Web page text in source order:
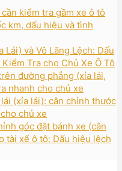
kiểm tra gầm xe ô tô
km, dấu hiệu và tình
Lái) và Vô Lăng Lệch: Dấu
Tra cho Chủ Xe Ô Tô
đường phẳng (xỉa lái,
nhanh cho chủ xe
(xỉa lái): cân chỉnh thước
chủ xe
góc đặt bánh xe (cân
tài xế ô tô: Dấu hiệu lệch